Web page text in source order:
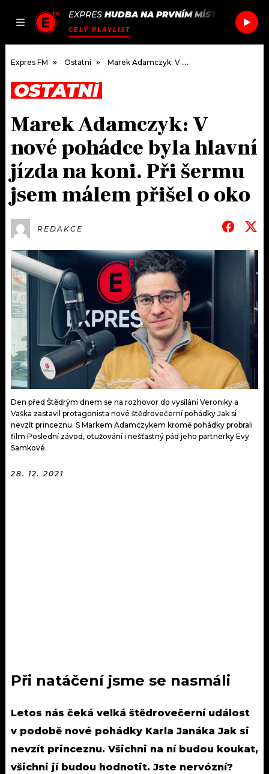
JAK
SEZNAM.CZ
EXPRES HUDBA NA PRVNÍM MÍSTĚ
CELÝ PLAYLIST
DOMŮ
ČLÁNKY
AKTUÁLNĚ
HUDBA
ROZHOVORY
KALENDÁŘ
KVÍZY
VIP
TRENDY
KULTURA
MIX
OSTATNÍ
PODCASTY
JAK NALADIT
RÁDIO
APLIKACE
PROGRAM
PLAYLIST
JAK NALADIT
SOUTĚŽE
Expres FM Ostatní Marek Adamczyk: V nové pohádce byla hlavní jízda na koni. Při šermu jsem málem přišel o oko
OSTATNÍ
Marek Adamczyk: V
nové pohádce byla hlavní
jízda na koni. Při šermu
jsem málem přišel o oko
REDAKCE
Den před Štědrým dnem se na rozhovor do vysílání Veroniky a
Vaška zastavil protagonista nové štědrovečerní pohádky Jak si
nevzít princeznu. S Markem Adamczykem kromě pohádky probrali
film Poslední závod, otužování i nešťastný pád jeho partnerky Evy
Samkové.
28. 12. 2021
Při natáčení jsme se nasmáli
Letos nás čeká velká štědrovečerní událost
v podobě nové pohádky Karla Janáka Jak si
nevzít princeznu. Všichni na ní budou koukat,
všichni jí budou hodnotit. Jste nervózní?